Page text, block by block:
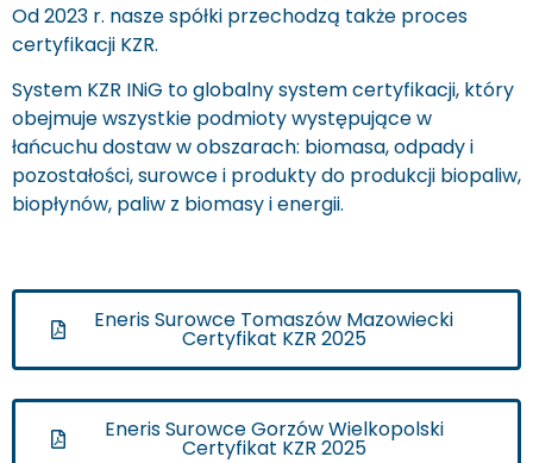
Od 2023 r. nasze spółki przechodzą także proces
certyfikacji KZR.
System KZR INiG to globalny system certyfikacji, który
obejmuje wszystkie podmioty występujące w
łańcuchu dostaw w obszarach: biomasa, odpady i
pozostałości, surowce i produkty do produkcji biopaliw,
biopłynów, paliw z biomasy i energii.
Eneris Surowce Tomaszów Mazowiecki
Certyfikat KZR 2025
Eneris Surowce Gorzów Wielkopolski
Certyfikat KZR 2025